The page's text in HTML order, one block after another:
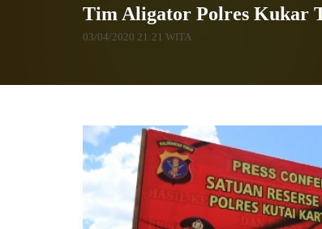
Tim Aligator Polres Kukar
03/04/2020 21:21 WITA